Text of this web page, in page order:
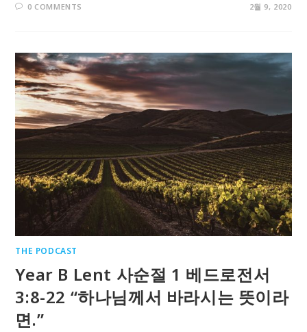
0 COMMENTS 2월 9, 2020
THE PODCAST
Year B Lent 사순절 1 베드로전서
3:8-22 “하나님께서 바라시는 뜻이라
면.”